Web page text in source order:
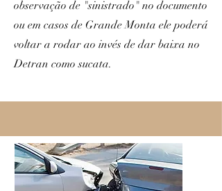
observação de "sinistrado" no documento
ou em casos de Grande Monta ele poderá
voltar a rodar ao invés de dar baixa no
Detran como sucata.